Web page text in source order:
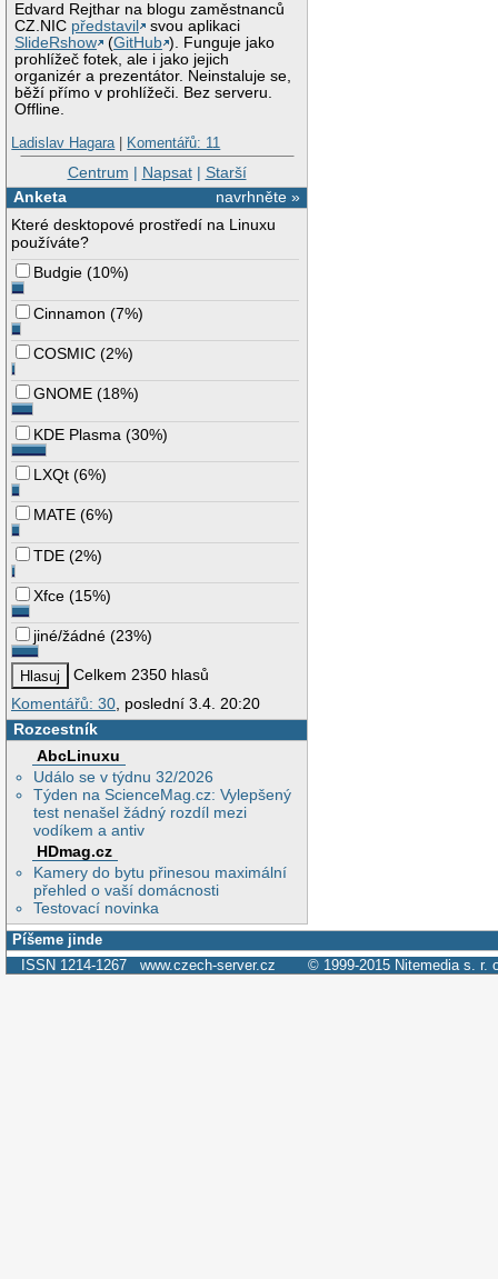
Edvard Rejthar na blogu zaměstnanců
CZ.NIC představil
svou aplikaci
SlideRshow
(GitHub ). Funguje jako
prohlížeč fotek, ale i jako jejich
organizér a prezentátor. Neinstaluje se,
běží přímo v prohlížeči. Bez serveru.
Offline.
Ladislav Hagara| Komentářů: 11
Centrum | Napsat| Starší
navrhněte »
Anketa
Které desktopové prostředí na Linuxu
používáte?
Budgie (10%)
Cinnamon (7%)
COSMIC (2%)
GNOME (18%)
KDE Plasma (30%)
LXQt (6%)
MATE (6%)
TDE (2%)
Xfce (15%)
jiné/žádné (23%)
Celkem 2350 hlasů
Komentářů: 30 , poslední 3.4. 20:20
Rozcestník
AbcLinuxu
Událo se v týdnu 32/2026
Týden na ScienceMag.cz: Vylepšený
test nenašel žádný rozdíl mezi
vodíkem a antiv
HDmag.cz
Kamery do bytu přinesou maximální
přehled o vaší domácnosti
Testovací novinka
Píšeme jinde
ISSN 1214-1267 www.czech-server.cz © 1999-2015 Nitemedia s. r.